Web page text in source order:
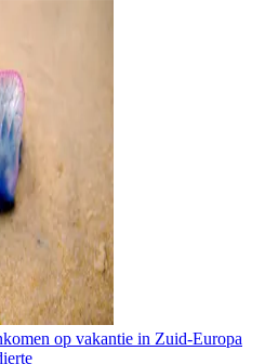
op vakantie in Zuid-Europa